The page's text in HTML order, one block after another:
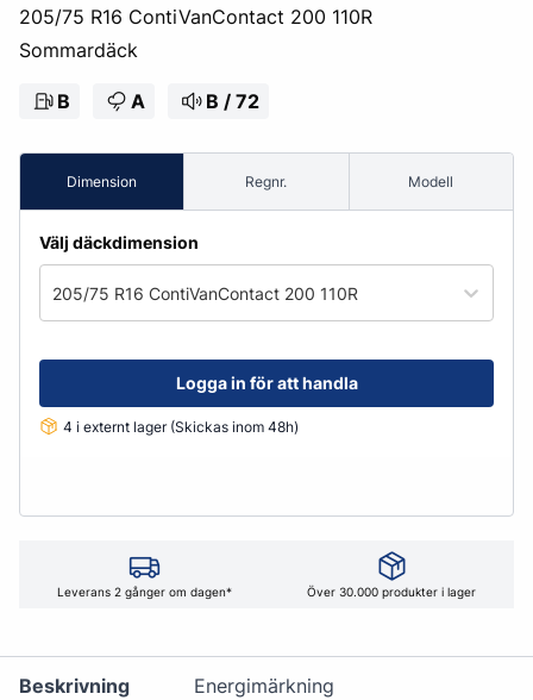
205/75 R16 ContiVanContact 200 110R
Sommardäck
B A B / 72
Dimension Regnr. Modell
Välj däckdimension
205/75 R16 ContiVanContact 200 110R
Logga in för att handla
4 i externt lager (Skickas inom 48h)
Leverans 2 gånger om dagen* Över 30.000 produkter i lager
Beskrivning Energimärkning